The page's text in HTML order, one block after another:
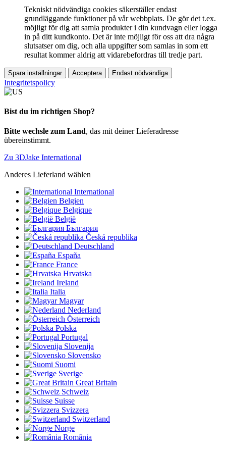
Tekniskt nödvändiga cookies säkerställer endast
grundläggande funktioner på vår webbplats. De gör det t.ex.
möjligt för dig att samla produkter i din kundvagn eller logga
in på ditt kundkonto. Det är inte möjligt för oss att dra några
slutsatser om dig, och alla uppgifter som samlas in som ett
resultat kommer aldrig att vidarebefordras till tredje part.
Spara inställningar Acceptera Endast nödvändiga
Integritetspolicy
Bist du im richtigen Shop?
Bitte wechsle zum Land, das mit deiner Lieferadresse
übereinstimmt.
Zu 3DJake International
Anderes Lieferland wählen
International
Belgien
Belgique
België
България
Česká republika
Deutschland
España
France
Hrvatska
Ireland
Italia
Magyar
Nederland
Österreich
Polska
Portugal
Slovenija
Slovensko
Suomi
Sverige
Great Britain
Schweiz
Suisse
Svizzera
Switzerland
Norge
România